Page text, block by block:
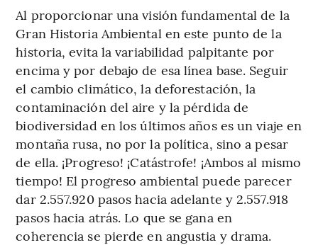
Al proporcionar una visión fundamental de la
Gran Historia Ambiental en este punto de la
historia, evita la variabilidad palpitante por
encima y por debajo de esa línea base. Seguir
el cambio climático, la deforestación, la
contaminación del aire y la pérdida de
biodiversidad en los últimos años es un viaje en
montaña rusa, no por la política, sino a pesar
de ella. ¡Progreso! ¡Catástrofe! ¡Ambos al mismo
tiempo! El progreso ambiental puede parecer
dar 2.557.920 pasos hacia adelante y 2.557.918
pasos hacia atrás. Lo que se gana en
coherencia se pierde en angustia y drama.